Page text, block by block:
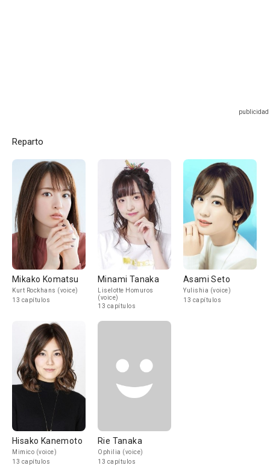
Reparto
Mikako Komatsu
Kurt Rockhans (voice)
13 capítulos
Minami Tanaka
Liselotte Homuros
(voice)
13 capítulos
Asami Seto
Yulishia (voice)
13 capítulos
Hisako Kanemoto
Mimico (voice)
13 capítulos
Rie Tanaka
Ophilia (voice)
13 capítulos